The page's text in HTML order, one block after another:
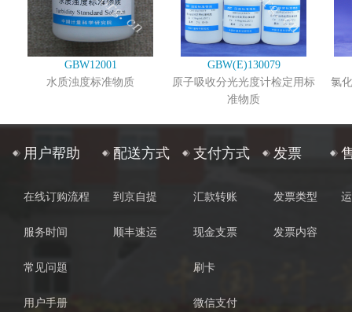
GBW12001
水质浊度标准物质
GBW(E)130079
原子吸收分光光度计检定用标
准物质
氯
用户帮助
在线订购流程
服务时间
常见问题
用户手册
配送方式
到京自提
顺丰速运
支付方式
汇款转账
现金支票
刷卡
微信支付
发票
发票类型
发票内容